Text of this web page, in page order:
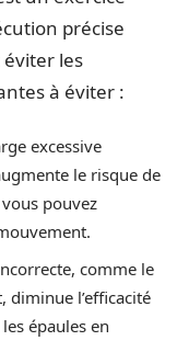
précise
les
à éviter :
excessive
le risque de
pouvez
comme le
diminue l’efficacité
épaules en